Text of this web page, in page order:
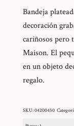
Bandeja
decoración
cariñosos pero
Maison. El
en un objeto
regalo.
SKU:04200450